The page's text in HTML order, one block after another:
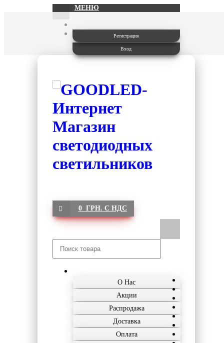
МЕНЮ
Регистрация
Вход
0 ГРН. С НДС
О Нас
Акции
Распродажа
Доставка
Оплата